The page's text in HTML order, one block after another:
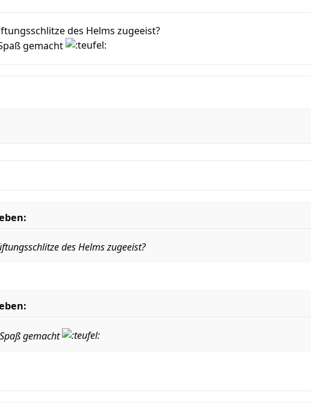
des Helms zugeeist?
gemacht
des Helms zugeeist?
gemacht